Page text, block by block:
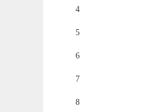
4
5
6
7
8